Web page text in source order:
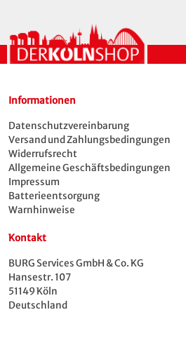
Informationen
Datenschutzvereinbarung
Versand und Zahlungsbedingungen
Widerrufsrecht
Allgemeine Geschäftsbedingungen
Impressum
Batterieentsorgung
Warnhinweise
Kontakt
BURG Services GmbH & Co. KG
Hansestr. 107
51149 Köln
Deutschland